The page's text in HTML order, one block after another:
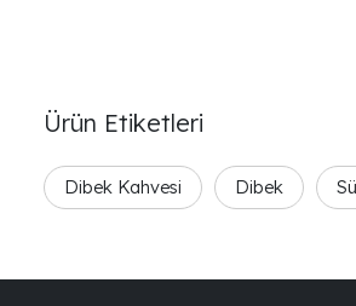
Ürün Etiketleri
Dibek Kahvesi Dibek